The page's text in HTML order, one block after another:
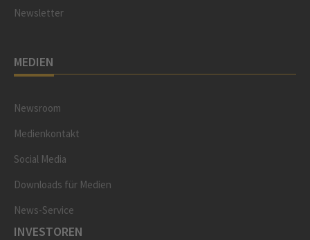
Newsletter
MEDIEN
Newsroom
Medienkontakt
Social Media
Downloads für Medien
News-Service
INVESTOREN